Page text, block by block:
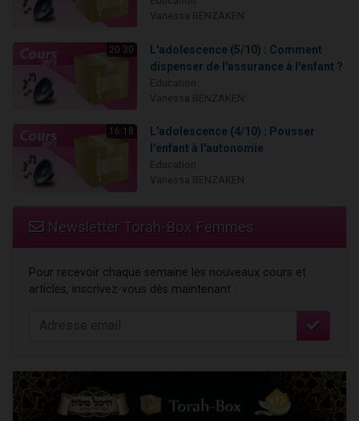
20:30
L'adolescence (5/10) : Comment
dispenser de l'assurance à l'enfant ?
16:18
L'adolescence (4/10) : Pousser
l'enfant à l'autonomie
Newsletter Torah-Box Femmes
Pour recevoir chaque semaine les nouveaux cours et
articles, inscrivez-vous dès maintenant :